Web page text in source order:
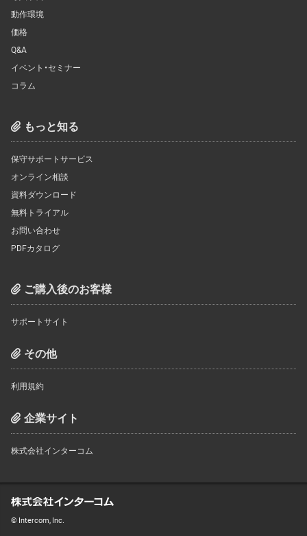
動作環境
価格
Q&A
イベント・セミナー
コラム
もっと知る
保守サポートサービス
オンライン相談
資料ダウンロード
無料トライアル
お問い合わせ
PDFカタログ
ご購入後のお客様
サポートサイト
その他
利用規約
企業サイト
株式会社インターコム
© Intercom, Inc.